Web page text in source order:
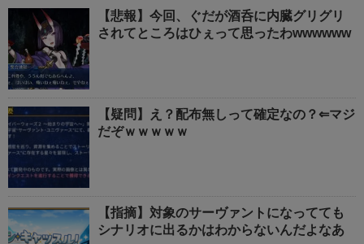
【悲報】今回、ぐだが酒呑に内臓グリグリ
されてところはひぇって思ったわwwwwww
【疑問】え？配布無しって確定なの？⇐マジ
だぞｗｗｗｗｗ
【指摘】対象のサーヴァントになってても
シナリオに出るかはわからないんだよなあ